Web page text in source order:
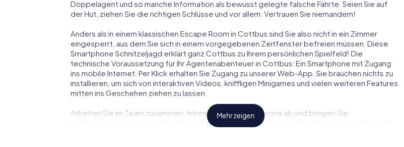
Doppelagent und so manche Information als bewusst gelegte falsche Fährte. Seien Sie auf
der Hut, ziehen Sie die richtigen Schlüsse und vor allem: Vertrauen Sie niemandem!
Anders als in einem klassischen Escape Room in Cottbus sind Sie also nicht in ein Zimmer
eingesperrt, aus dem Sie sich in einem vorgegebenen Zeitfenster befreien müssen. Diese
Smartphone Schnitzeljagd erklärt ganz Cottbus zu Ihrem persönlichen Spielfeld! Die
technische Voraussetzung für Ihr Agentenabenteuer in Cottbus: Ein Smartphone mit Zugang
ins mobile Internet. Per Klick erhalten Sie Zugang zu unserer Web-App. Sie brauchen nichts zu
installieren, um sich von interaktiven Videos, kniffligen Minigames und vielen weiteren Features
mitten ins Geschehen ziehen zu lassen.
Arbeiten Sie im Team zusammen, hören Sie feindliche Spione ab und bringen Sie
Verbindungspersonen auf Ihre Seite. Bei diesem Escape Game in Cottbus müssen Sie und Ihr
Mehr zeigen